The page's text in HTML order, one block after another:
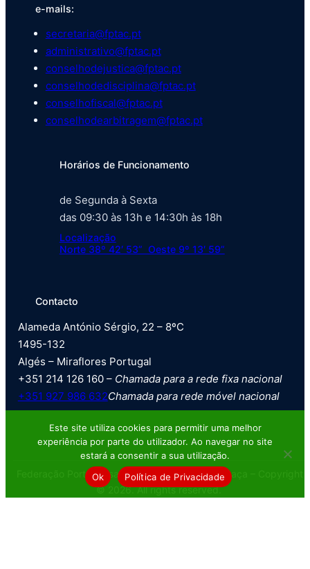
e-mails:
secretaria@fptac.pt
administrativo@fptac.pt
conselhodejustica@fptac.pt
conselhodedisciplina@fptac.pt
conselhofiscal@fptac.pt
conselhodearbitragem@fptac.pt
Horários de Funcionamento
de Segunda à Sexta
das 09:30 às 13h e 14:30h às 18h
Localização
Norte 38º 42′ 53” Oeste 9º 13′ 59”
Contacto
Alameda António Sérgio, 22 – 8ºC
1495-132
Algés – Miraflores Portugal
+351 214 126 160 – Chamada para a rede fixa nacional
+351 927 986 632Chamada para rede móvel nacional
Federação Portuguesa de Tiro com Armas de Caça – Copyright
© 2026. All rights reserved.
Este site utiliza cookies para permitir uma melhor
experiência por parte do utilizador. Ao navegar no site
estará a consentir a sua utilização.
Ok
Política de Privacidade